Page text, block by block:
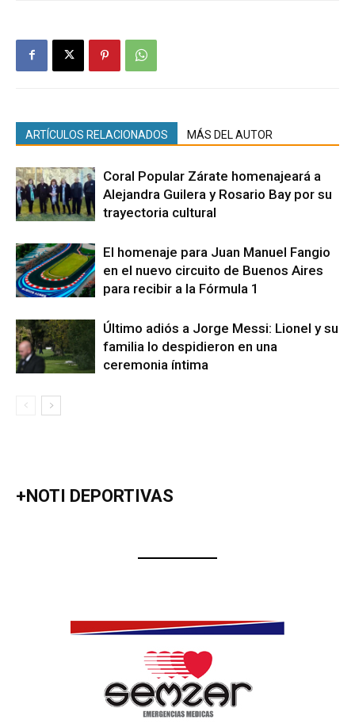
ARTÍCULOS RELACIONADOS MÁS DEL AUTOR
Coral Popular Zárate homenajeará a
Alejandra Guilera y Rosario Bay por su
trayectoria cultural
El homenaje para Juan Manuel Fangio
en el nuevo circuito de Buenos Aires
para recibir a la Fórmula 1
Último adiós a Jorge Messi: Lionel y su
familia lo despidieron en una
ceremonia íntima
+NOTI DEPORTIVAS